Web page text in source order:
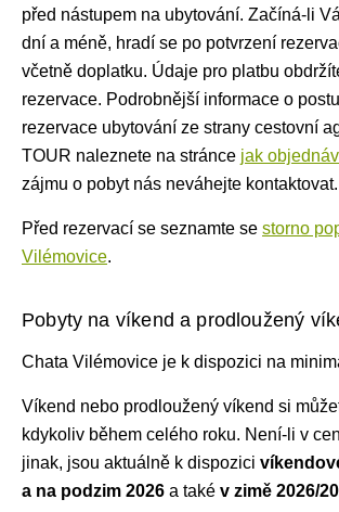
před nástupem na ubytování. Začíná-li
dní a méně, hradí se po potvrzení
včetně doplatku. Údaje pro platbu
rezervace. Podrobnější informace o
rezervace ubytování ze strany cestovní
TOUR naleznete na stránce jak
zájmu o pobyt nás neváhejte kontaktovat.
Před rezervací se seznamte se storno
Vilémovice.
Pobyty na víkend a prodloužený
Chata Vilémovice je k dispozici na
Víkend nebo prodloužený víkend si
kdykoliv během celého roku. Není-li v
jinak, jsou aktuálně k dispozici
a na podzim 2026 a také v zimě 2026/